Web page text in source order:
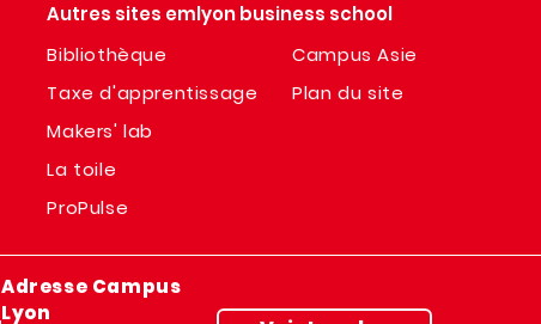
Autres sites emlyon business school
Bibliothèque
Taxe d'apprentissage
Makers' lab
La toile
ProPulse
Campus Asie
Plan du site
Adresse Campus
Lyon